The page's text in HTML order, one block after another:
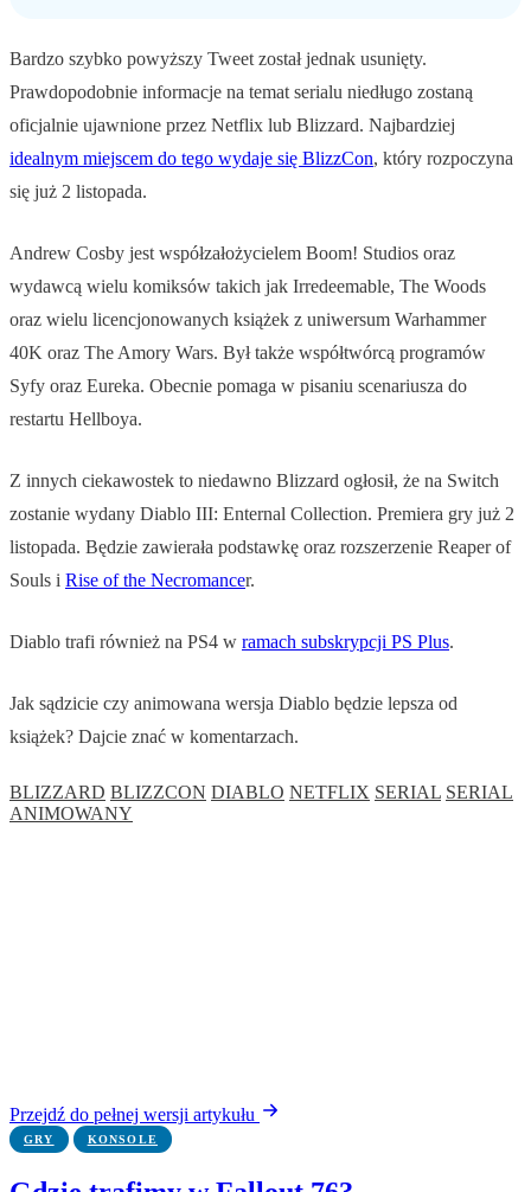
Bardzo szybko powyższy Tweet został jednak usunięty.
Prawdopodobnie informacje na temat serialu niedługo zostaną
oficjalnie ujawnione przez Netflix lub Blizzard. Najbardziej
idealnym miejscem do tego wydaje się BlizzCon, który rozpoczyna
się już 2 listopada.
Andrew Cosby jest współzałożycielem Boom! Studios oraz
wydawcą wielu komiksów takich jak Irredeemable, The Woods
oraz wielu licencjonowanych książek z uniwersum Warhammer
40K oraz The Amory Wars. Był także współtwórcą programów
Syfy oraz Eureka. Obecnie pomaga w pisaniu scenariusza do
restartu Hellboya.
Z innych ciekawostek to niedawno Blizzard ogłosił, że na Switch
zostanie wydany Diablo III: Enternal Collection. Premiera gry już 2
listopada. Będzie zawierała podstawkę oraz rozszerzenie Reaper of
Souls i Rise of the Necromancer.
Diablo trafi również na PS4 w ramach subskrypcji PS Plus.
Jak sądzicie czy animowana wersja Diablo będzie lepsza od
książek? Dajcie znać w komentarzach.
BLIZZARD BLIZZCON DIABLO NETFLIX SERIAL SERIAL
ANIMOWANY
Przejdź do pełnej wersji artykułu
GRY KONSOLE